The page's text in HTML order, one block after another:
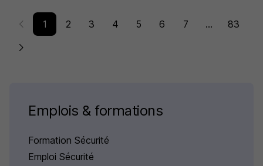
1 2 3 4 5 6 7 ... 83
Emplois & formations
Formation Sécurité
Emploi Sécurité